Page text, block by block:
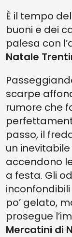
È il tempo
buoni e dei
palesa con
Natale
scarpe
rumore che
passo, il
un
accendono
a festa. Gli
po’ gelato,
prosegue
Mercatini di